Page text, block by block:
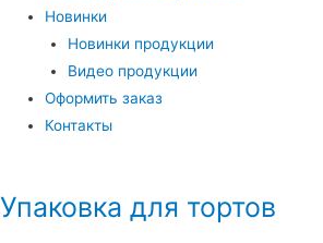
Новинки
Новинки продукции
Видео продукции
Оформить заказ
Контакты
Упаковка для тортов